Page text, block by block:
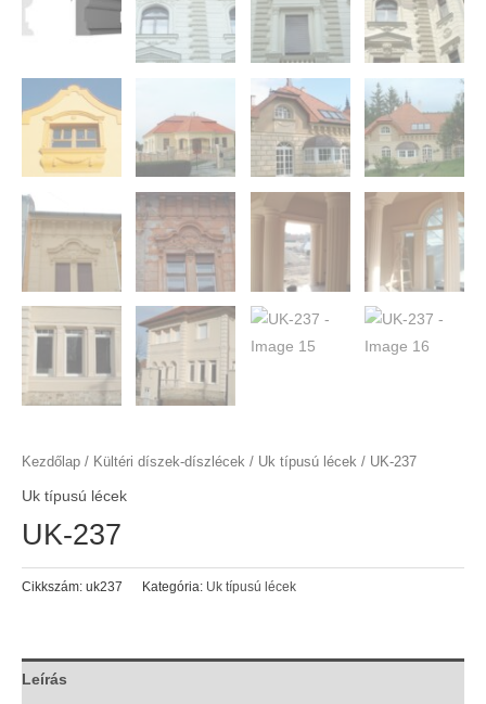
Kezdőlap / Kültéri díszek-díszlécek / Uk típusú lécek / UK-237
Uk típusú lécek
UK-237
Cikkszám: uk237 Kategória: Uk típusú lécek
Leírás